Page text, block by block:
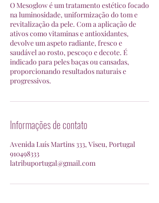
O Mesoglow é um tratamento estético focado
na luminosidade, uniformização do tom e
revitalização da pele. Com a aplicação de
ativos como vitaminas e antioxidantes,
devolve um aspeto radiante, fresco e
saudável ao rosto, pescoço e decote. É
indicado para peles baças ou cansadas,
proporcionando resultados naturais e
progressivos.
Informações de contato
Avenida Luís Martins 333, Viseu, Portugal
910498333
latribuportugal@gmail.com